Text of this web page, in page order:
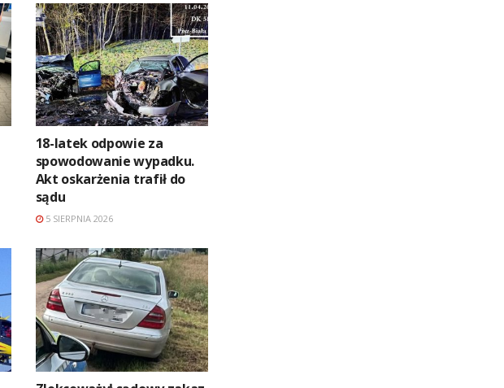
18-latek odpowie za
spowodowanie wypadku.
Akt oskarżenia trafił do
sądu
5 SIERPNIA 2026